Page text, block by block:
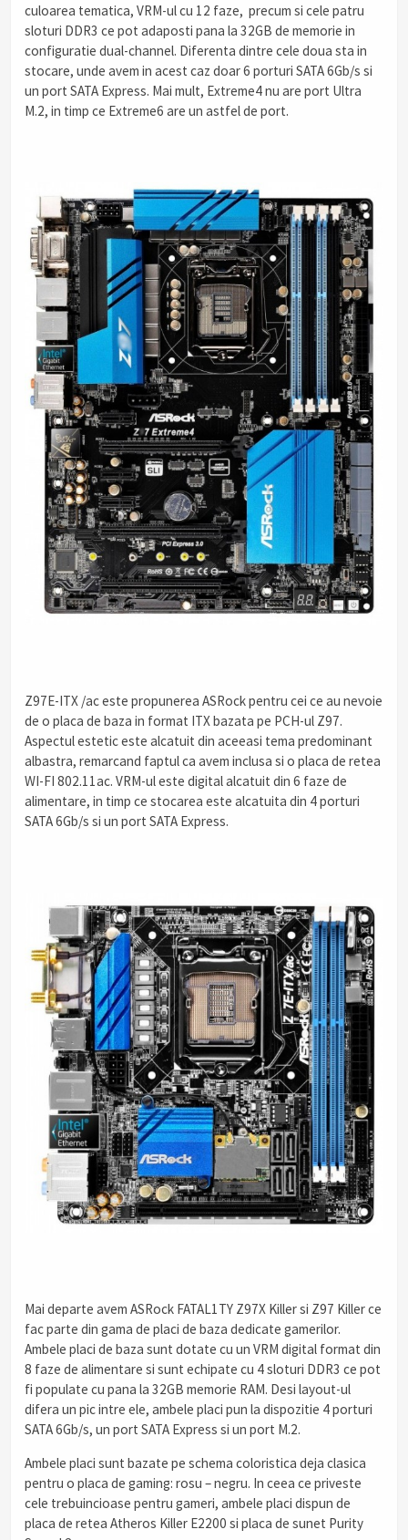
culoarea tematica, VRM-ul cu 12 faze, precum si cele patru
sloturi DDR3 ce pot adaposti pana la 32GB de memorie in
configuratie dual-channel. Diferenta dintre cele doua sta in
stocare, unde avem in acest caz doar 6 porturi SATA 6Gb/s si
un port SATA Express. Mai mult, Extreme4 nu are port Ultra
M.2, in timp ce Extreme6 are un astfel de port.
Z97E-ITX /ac este propunerea ASRock pentru cei ce au nevoie
de o placa de baza in format ITX bazata pe PCH-ul Z97.
Aspectul estetic este alcatuit din aceeasi tema predominant
albastra, remarcand faptul ca avem inclusa si o placa de retea
WI-FI 802.11ac. VRM-ul este digital alcatuit din 6 faze de
alimentare, in timp ce stocarea este alcatuita din 4 porturi
SATA 6Gb/s si un port SATA Express.
Mai departe avem ASRock FATAL1TY Z97X Killer si Z97 Killer ce
fac parte din gama de placi de baza dedicate gamerilor.
Ambele placi de baza sunt dotate cu un VRM digital format din
8 faze de alimentare si sunt echipate cu 4 sloturi DDR3 ce pot
fi populate cu pana la 32GB memorie RAM. Desi layout-ul
difera un pic intre ele, ambele placi pun la dispozitie 4 porturi
SATA 6Gb/s, un port SATA Express si un port M.2.
Ambele placi sunt bazate pe schema coloristica deja clasica
pentru o placa de gaming: rosu – negru. In ceea ce priveste
cele trebuincioase pentru gameri, ambele placi dispun de
placa de retea Atheros Killer E2200 si placa de sunet Purity